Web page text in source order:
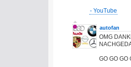
- YouTube
autofan
OMG
GO GO GO